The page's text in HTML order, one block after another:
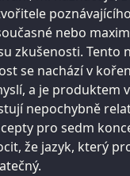
nebo
zkušenosti. Tento
se nachází v
a je produktem
nepochybně
pro sedm
že jazyk, který